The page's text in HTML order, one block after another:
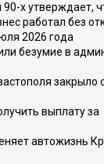
х утверждает,
работал без
2026 года
безумие в
закрыло
выплату за
автожизнь